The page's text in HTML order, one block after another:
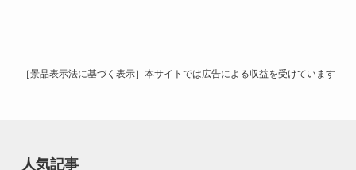
［景品表示法に基づく表示］本サイトでは広告による収益を受けています
人気記事